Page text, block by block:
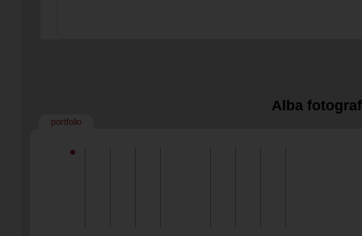
Alba
portfolio